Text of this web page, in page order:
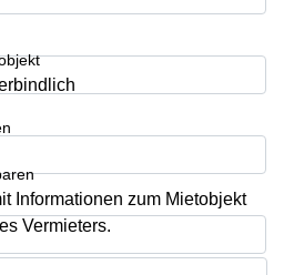
Informationen zum Mietobjekt
Vermieters.